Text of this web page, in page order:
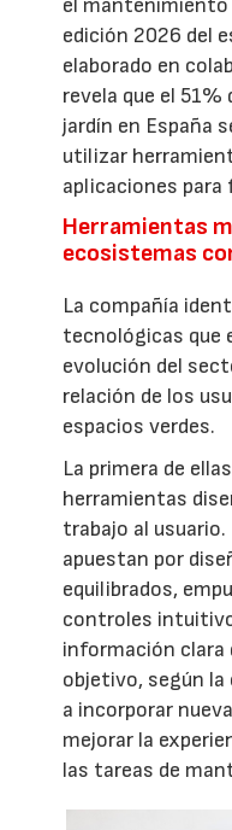
el mantenimiento
edición 2026 del
elaborado en
revela que el
jardín en España
utilizar
aplicaciones
Herramientas
ecosistemas
La compañía
tecnológicas que
evolución del
relación de los
espacios verdes.
La primera de
herramientas
trabajo al
apuestan por
equilibrados,
controles
información clara
objetivo, según
a incorporar
mejorar la
las tareas de